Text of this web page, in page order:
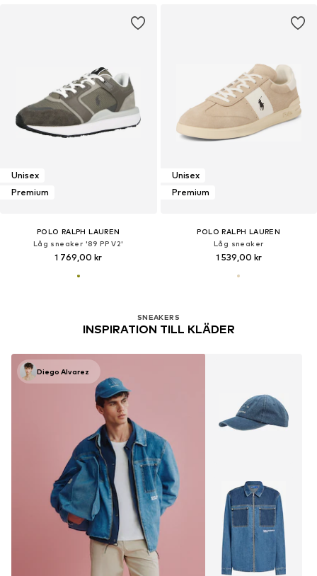
Unisex
Premium
POLO RALPH LAUREN
Låg sneaker '89 PP V2'
1 769,00 kr
SNEAKERS
INSPIRATION TILL KLÄDER
Diego Alvarez
Unisex
Premium
POLO RALPH LAUREN
Låg sneaker
1 539,00 kr